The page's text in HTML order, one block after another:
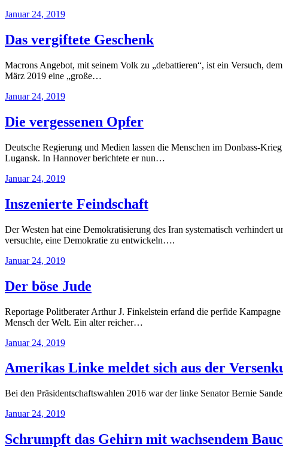
Januar 24, 2019
Das vergiftete Geschenk
Macrons Angebot, mit seinem Volk zu „debattieren“, ist ein Versuch,
März 2019 eine „große…
Januar 24, 2019
Die vergessenen Opfer
Deutsche Regierung und Medien lassen die Menschen im Donbass-
Lugansk. In Hannover berichtete er nun…
Januar 24, 2019
Inszenierte Feindschaft
Der Westen hat eine Demokratisierung des Iran systematisch verhindert
versuchte, eine Demokratie zu entwickeln….
Januar 24, 2019
Der böse Jude
Reportage Politberater Arthur J. Finkelstein erfand die perfide
Mensch der Welt. Ein alter reicher…
Januar 24, 2019
Amerikas Linke meldet sich aus der
Bei den Präsidentschaftswahlen 2016 war der linke Senator Bernie
Januar 24, 2019
Schrumpft das Gehirn mit wachsendem